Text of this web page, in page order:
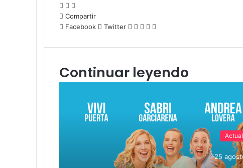
Facebook
Twitter
Compartir
Facebook
Twitter LinkedIn
Pinterest
WhatsApp
Compartir
correo
Continuar leyendo
25